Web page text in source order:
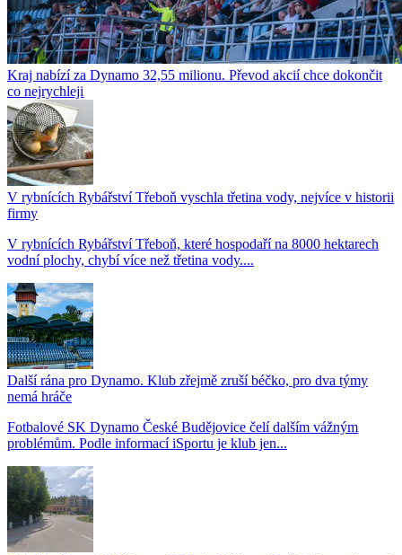
Kraj nabízí za Dynamo 32,55 milionu. Převod akcií chce dokončit
co nejrychleji
V rybnících Rybářství Třeboň vyschla třetina vody, nejvíce v historii
firmy
V rybnících Rybářství Třeboň, které hospodaří na 8000 hektarech
vodní plochy, chybí více než třetina vody....
Další rána pro Dynamo. Klub zřejmě zruší béčko, pro dva týmy
nemá hráče
Fotbalové SK Dynamo České Budějovice čelí dalším vážným
problémům. Podle informací iSportu je klub jen...